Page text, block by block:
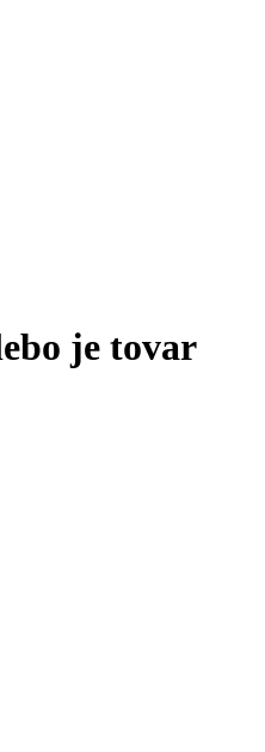
je tovar